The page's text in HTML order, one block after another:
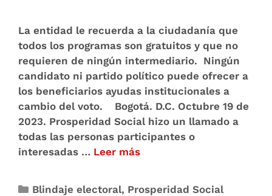
La entidad le recuerda a la ciudadanía que
todos los programas son gratuitos y que no
requieren de ningún intermediario. Ningún
candidato ni partido político puede ofrecer a
los beneficiarios ayudas institucionales a
cambio del voto. Bogotá. D.C. Octubre 19 de
2023. Prosperidad Social hizo un llamado a
todas las personas participantes o
interesadas … Leer más
Blindaje electoral, Prosperidad Social